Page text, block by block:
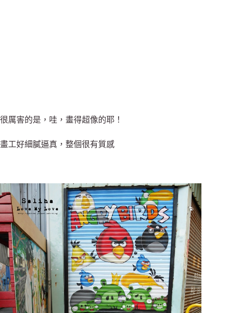
很厲害的是，哇，畫得超像的耶！
畫工好細膩逼真，整個很有質感